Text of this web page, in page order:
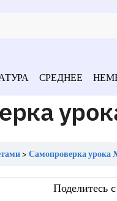
СРЕДНЕЕ
Самопроверка урока
Поделитесь